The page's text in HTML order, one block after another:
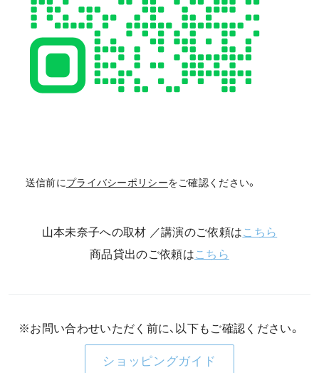
送信前にプライバシーポリシーをご確認ください。
山本未奈子への取材 ／講演のご依頼はこちら
商品貸出のご依頼はこちら
※お問い合わせいただく前に、以下もご確認ください。
ショッピングガイド